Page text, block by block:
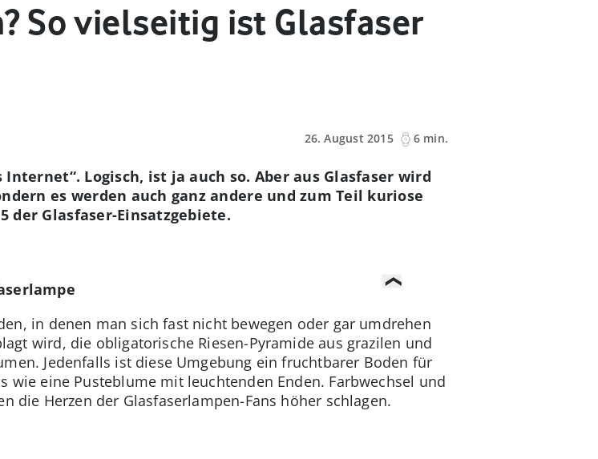
So vielseitig ist Glasfaser
26. August 2015
6 min.
Logisch, ist ja auch so. Aber aus Glasfaser wird
es werden auch ganz andere und zum Teil kuriose
der Glasfaser-Einsatzgebiete.
in denen man sich fast nicht bewegen oder gar umdrehen
wird, die obligatorische Riesen-Pyramide aus grazilen und
Jedenfalls ist diese Umgebung ein fruchtbarer Boden für
wie eine Pusteblume mit leuchtenden Enden. Farbwechsel und
die Herzen der Glasfaserlampen-Fans höher schlagen.